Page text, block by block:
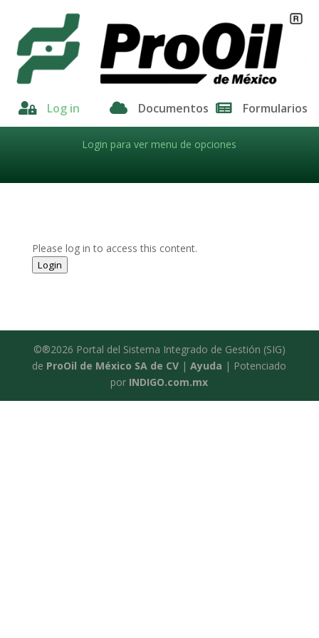
 Log in  Documentos  Formularios
Login para ver menu de opciones
Please log in to access this content.
Login
©®2026 Portal del Sistema Integrado de Gestión (SIG)
de ProOil de México SA de CV |Ayuda | Potenciado
por INDIGO.com.mx